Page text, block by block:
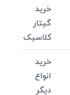
خرید
گیتار
کلاسیک
خرید
انواع
دیگر